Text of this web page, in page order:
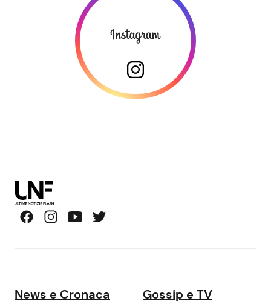
News e Cronaca Gossip e TV